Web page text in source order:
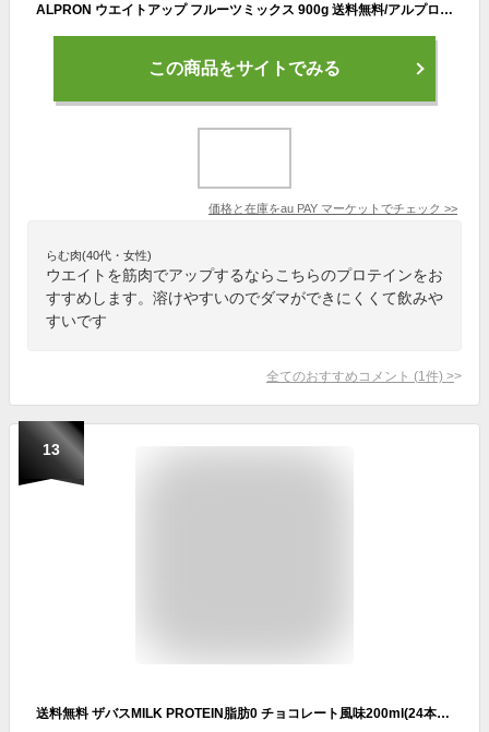
ALPRON ウエイトアップ フルーツミックス 900g 送料無料/アルプロン ドリンク プロテイン 美容 健康 ヘルシー
この商品をサイトでみる
価格と在庫をau PAY マーケット でチェック >>
らむ肉(40代・女性)
ウエイトを筋肉でアップするならこちらのプロテインをお
すすめします。溶けやすいのでダマができにくくて飲みや
すいです
全てのおすすめコメント (1 件) >
13
送料無料 ザバスMILK PROTEIN脂肪0 チョコレート風味200ml(24本入り)